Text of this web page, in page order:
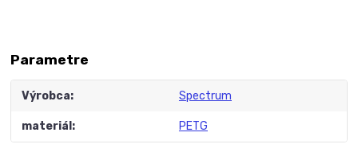
Parametre
Výrobca Spectrum
materiál PETG